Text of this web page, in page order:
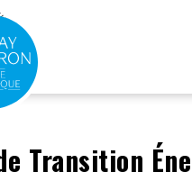
Transition